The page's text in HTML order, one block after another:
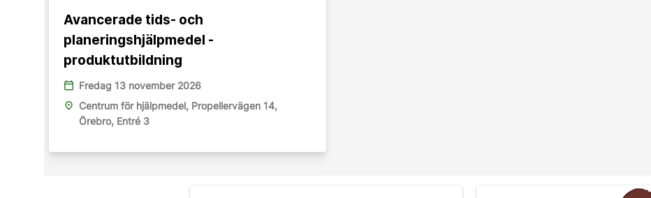
Avancerade tids- och
planeringshjälpmedel -
produktutbildning
calendar_today Fredag 13 november 2026
place
Centrum för hjälpmedel, Propellervägen 14,
Örebro, Entré 3